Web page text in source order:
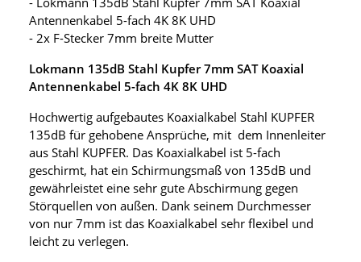
Antennenkabel 5-fach 4K 8K UHD
- 2x F-Stecker 7mm breite Mutter
Lokmann 135dB Stahl Kupfer 7mm SAT Koaxial
Antennenkabel 5-fach 4K 8K UHD
Hochwertig aufgebautes Koaxialkabel Stahl KUPFER
135dB für gehobene Ansprüche, mit dem Innenleiter
aus Stahl KUPFER. Das Koaxialkabel ist 5-fach
geschirmt, hat ein Schirmungsmaß von 135dB und
gewährleistet eine sehr gute Abschirmung gegen
Störquellen von außen. Dank seinem Durchmesser
von nur 7mm ist das Koaxialkabel sehr flexibel und
leicht zu verlegen.